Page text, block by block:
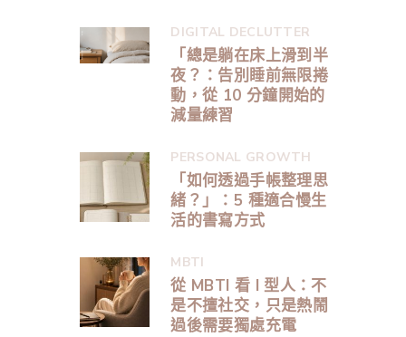
DIGITAL DECLUTTER
「總是躺在床上滑到半
夜？：告別睡前無限捲
動，從 10 分鐘開始的
減量練習
PERSONAL GROWTH
「如何透過手帳整理思
緒？」：5 種適合慢生
活的書寫方式
MBTI
從 MBTI 看 I 型人：不
是不擅社交，只是熱鬧
過後需要獨處充電